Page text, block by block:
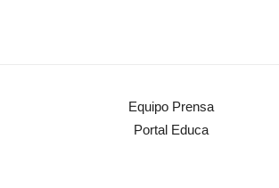
Equipo Prensa
Portal Educa